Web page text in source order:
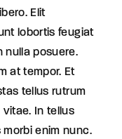
Elit
lobortis feugiat
nulla posuere.
at tempor. Et
tellus rutrum
In tellus
enim nunc.